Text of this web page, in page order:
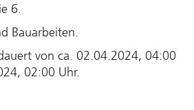
6.
Bauarbeiten.
von ca. 02.04.2024, 04:00
02:00 Uhr.